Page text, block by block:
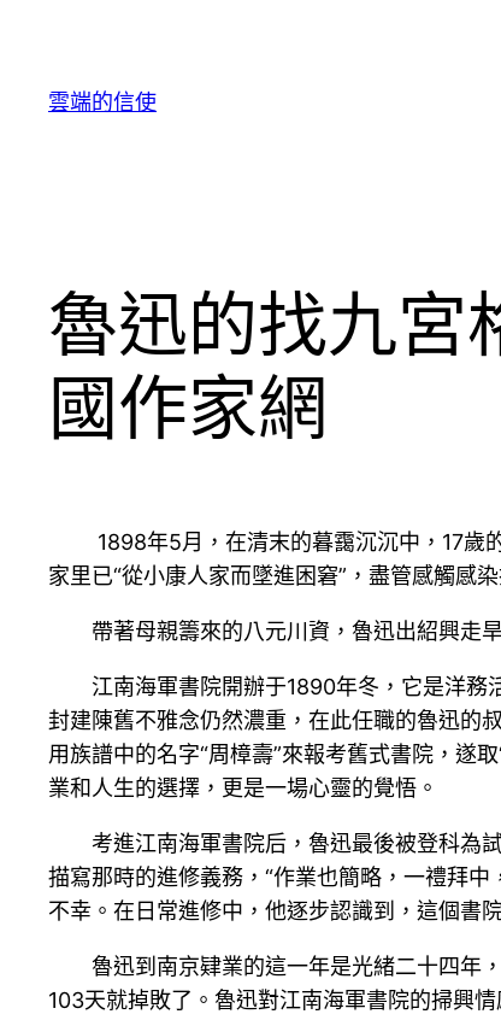
雲端的信使
魯迅的找九宮
國作家網
1898年5月，在清末的暮靄沉沉中，17
家里已“從小康人家而墜進困窘”，盡管感觸感
帶著母親籌來的八元川資，魯迅出紹興走
江南海軍書院開辦于1890年冬，它是洋務
封建陳舊不雅念仍然濃重，在此任職的魯迅的
用族譜中的名字“周樟壽”來報考舊式書院，遂
業和人生的選擇，更是一場心靈的覺悟。
考進江南海軍書院后，魯迅最後被登科為
描寫那時的進修義務，“作業也簡略，一禮拜
不幸。在日常進修中，他逐步認識到，這個書
魯迅到南京肄業的這一年是光緒二十四年
103天就掉敗了。魯迅對江南海軍書院的掃興